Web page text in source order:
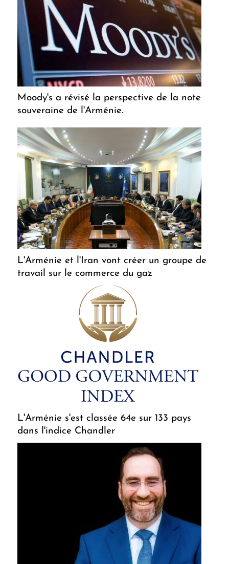
Moody's a révisé la perspective de la note
souveraine de l'Arménie.
L'Arménie et l'Iran vont créer un groupe de
travail sur le commerce du gaz
L'Arménie s'est classée 64e sur 133 pays
dans l'indice Chandler